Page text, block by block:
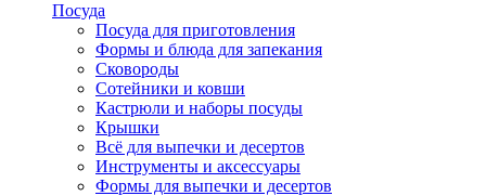
Посуда
Посуда для приготовления
Формы и блюда для запекания
Сковороды
Сотейники и ковши
Кастрюли и наборы посуды
Крышки
Всё для выпечки и десертов
Инструменты и аксессуары
Формы для выпечки и десертов